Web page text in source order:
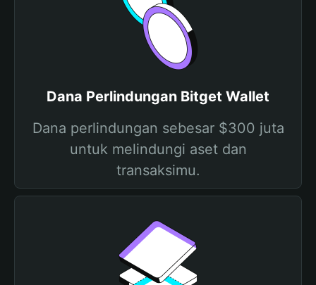
Dana Perlindungan Bitget Wallet
Dana perlindungan sebesar $300 juta
untuk melindungi aset dan
transaksimu.